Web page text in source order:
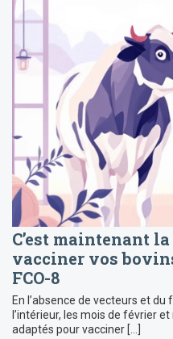
C’est maintenant
vacciner vos
FCO-8
En l’absence de vecteurs et
l’intérieur, les mois de février
adaptés pour vacciner […]